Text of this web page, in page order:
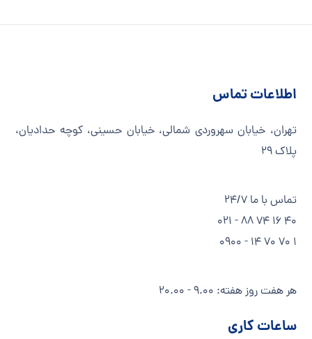
اطلاعات تماس
تهران، خیابان سهروردی شمالی، خیابان حسینی، کوچه حدادیان،
پلاک ۲۹
تماس با ما 24/7
40 16 74 88 - 021
1 70 70 14 - 0900
هر هفت روز هفته: 9.00 - 20.00
ساعات کاری